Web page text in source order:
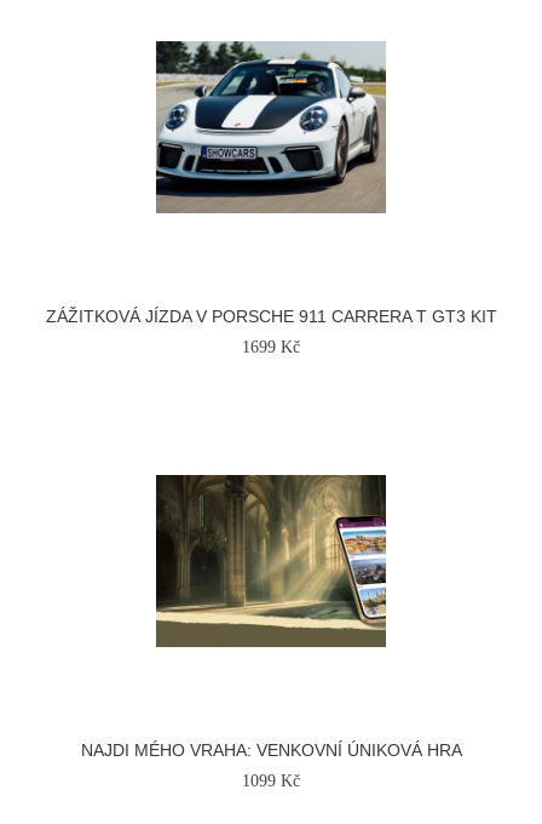
ZÁŽITKOVÁ JÍZDA V PORSCHE 911 CARRERA T GT3 KIT
1699 Kč
NAJDI MÉHO VRAHA: VENKOVNÍ ÚNIKOVÁ HRA
1099 Kč